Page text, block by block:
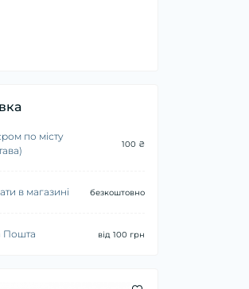
по місту
100 ₴
в магазині безкоштовно
Пошта від 100 грн